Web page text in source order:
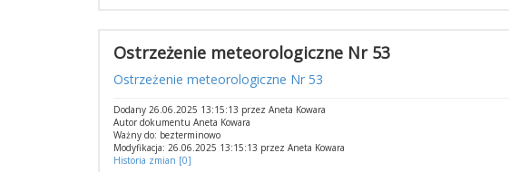
Ostrzeżenie meteorologiczne Nr 53
Ostrzeżenie meteorologiczne Nr 53
Dodany 26.06.2025 13:15:13 przez Aneta Kowara
Autor dokumentu Aneta Kowara
Ważny do: bezterminowo
Modyfikacja: 26.06.2025 13:15:13 przez Aneta Kowara
Historia zmian [0]